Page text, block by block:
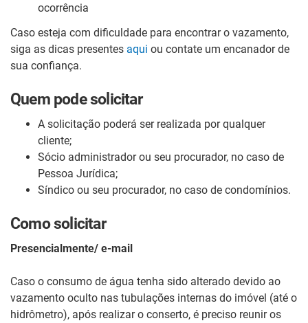
ocorrência
Caso esteja com dificuldade para encontrar o vazamento,
siga as dicas presentes aqui ou contate um encanador de
sua confiança.
Quem pode solicitar
A solicitação poderá ser realizada por qualquer
cliente;
Sócio administrador ou seu procurador, no caso de
Pessoa Jurídica;
Síndico ou seu procurador, no caso de condomínios.
Como solicitar
Presencialmente/ e-mail
Caso o consumo de água tenha sido alterado devido ao
vazamento oculto nas tubulações internas do imóvel (até o
hidrômetro), após realizar o conserto, é preciso reunir os